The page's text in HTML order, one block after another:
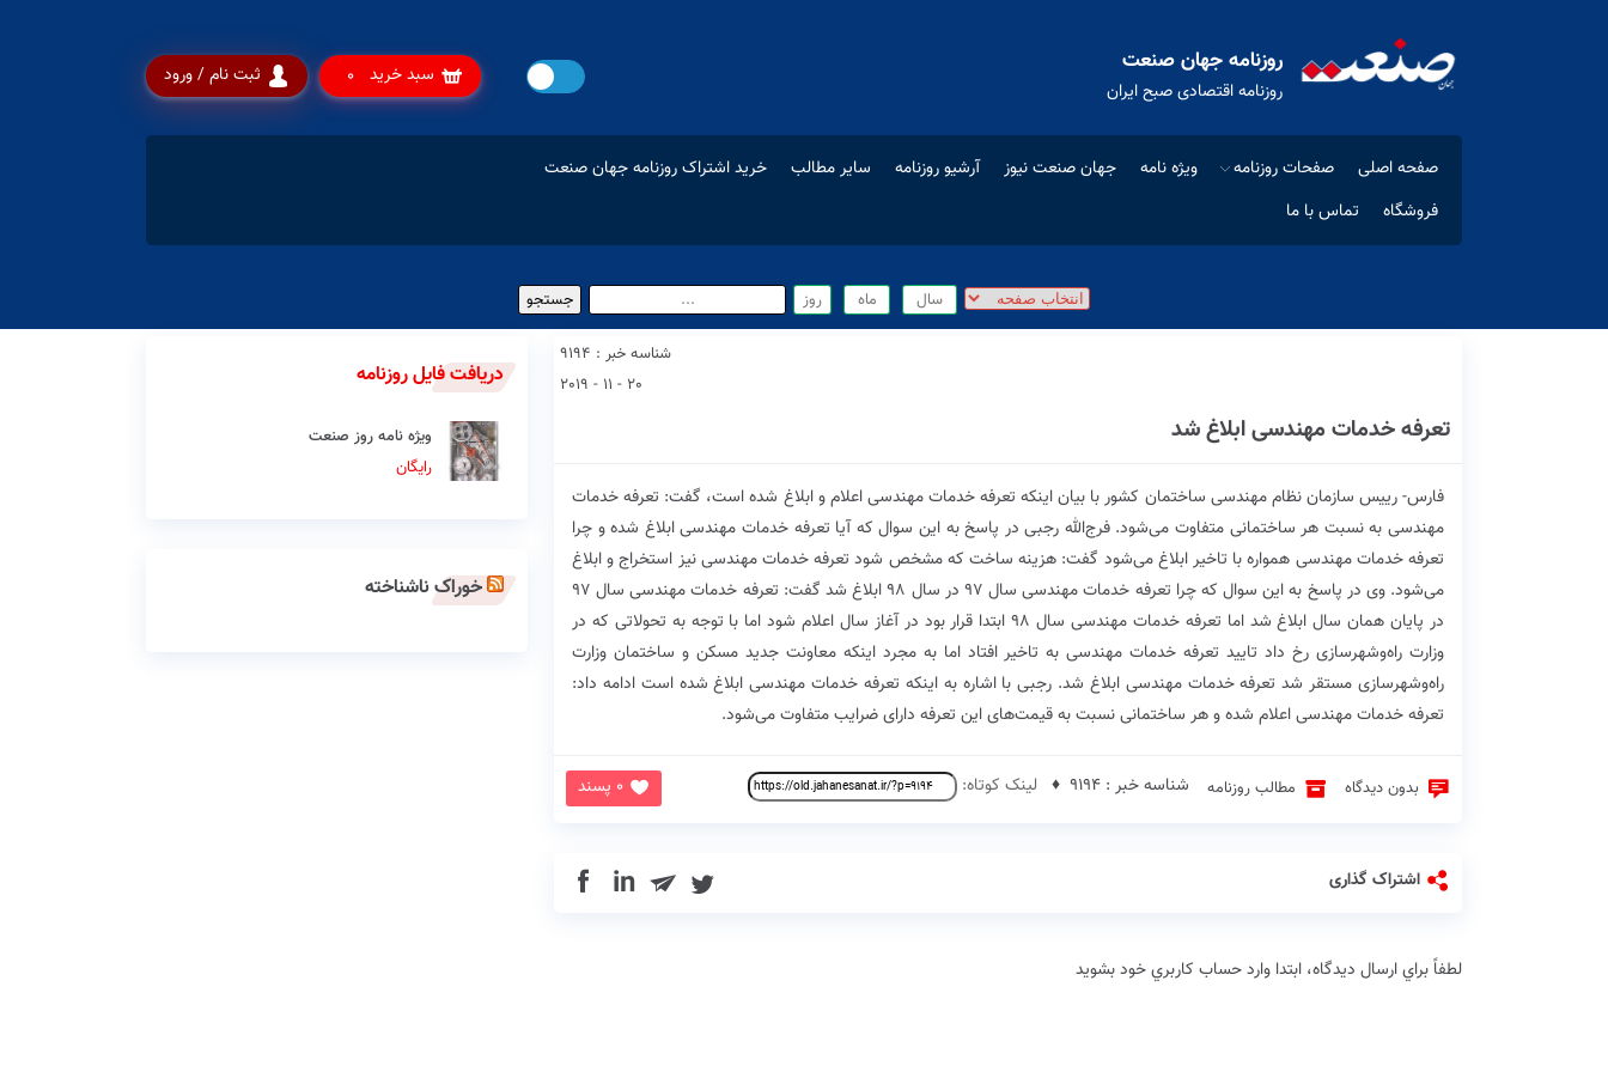
روزنامه جهان صنعت
روزنامه اقتصادی صبح ایران
ثبت نام / ورود سبد خرید 0
صفحه اصلی صفحات روزنامه ویژه نامه جهان صنعت نیوز آرشیو روزنامه سایر مطالب
خرید اشتراک روزنامه جهان صنعت
فروشگاه
تماس با ما
شناسه خبر : 9194
20 - 11 - 2019
تعرفه خدمات مهندسی ابلاغ شد
فارس- رییس سازمان نظام مهندسی ساختمان کشور با بیان اینکه تعرفه خدمات مهندسی اعلام و ابلاغ شده است، گفت: تعرفه خدمات
مهندسی به نسبت هر ساختمانی متفاوت می‌شود. فرج‌الله رجبی در پاسخ به این سوال که آیا تعرفه خدمات مهندسی ابلاغ شده و چرا
تعرفه خدمات مهندسی همواره با تاخیر ابلاغ می‌شود گفت: هزینه ساخت که مشخص شود تعرفه خدمات مهندسی نیز استخراج و ابلاغ
می‌شود. وی در پاسخ به این سوال که چرا تعرفه خدمات مهندسی سال ۹۷ در سال ۹۸ ابلاغ شد گفت: تعرفه خدمات مهندسی سال ۹۷
در پایان همان سال ابلاغ شد اما تعرفه خدمات مهندسی سال ۹۸ ابتدا قرار بود در آغاز سال اعلام شود اما با توجه به تحولاتی که در
وزارت راه‌وشهرسازی رخ داد تایید تعرفه خدمات مهندسی به تاخیر افتاد اما به مجرد اینکه معاونت جدید مسکن و ساختمان وزارت
راه‌وشهرسازی مستقر شد تعرفه خدمات مهندسی ابلاغ شد. رجبی با اشاره به اینکه تعرفه خدمات مهندسی ابلاغ شده است ادامه داد:
تعرفه خدمات مهندسی اعلام شده و هر ساختمانی نسبت به قیمت‌های این تعرفه دارای ضرایب متفاوت می‌شود.
بدون دیدگاه مطالب روزنامه 0 پسند شناسه خبر : 9194 ♦ لینک کوتاه:
اشتراک گذاری in
لطفاً براي ارسال دیدگاه، ابتدا وارد حساب كاربري خود بشويد
دریافت فایل روزنامه
ویژه نامه روز صنعت
رایگان
خوراک ناشناخته